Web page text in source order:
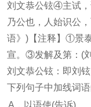
刘文恭公铉④主试，
乃公也，人始识公
语》)【注释】①景
宣。③发解及第：(
刘文恭公铉：即刘铉
下列句子中加线词
A．以语使(告诉)